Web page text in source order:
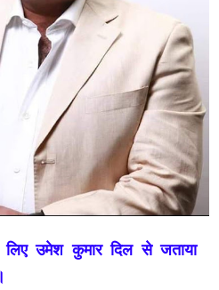
उमेश कुमार दिल से जताया